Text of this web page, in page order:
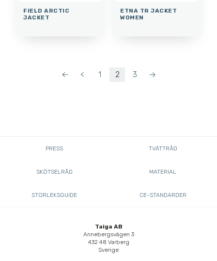
FIELD ARCTIC
JACKET
ETNA TR JACKET
WOMEN
← < 1 2 3 →
PRESS TVÄTTRÅD
SKÖTSELRÅD MATERIAL
STORLEKSGUIDE CE-STANDARDER
Taiga AB
Annebergsvägen 3
432 48 Varberg
Sverige